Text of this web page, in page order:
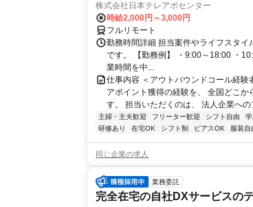
株式会社日本テレアポセンター
時給2,000円～3,000円
フルリモート
勤務時間詳細 担当案件やライフスタ
です。 【勤務例】 ・9:00～18:00 ・
業時間を中...
仕事内容 ＜アウトバウンドコール経
アポイント獲得の経験を、 全国どこ
す。 担当いただくのは、 法人企業への
主婦・主夫歓迎 フリーター歓迎 シフト自由
研修あり
在宅OK シフト制 ピアスOK 服装自
同じ企業の求人
業務委託
完全在宅の自社DXサービスの